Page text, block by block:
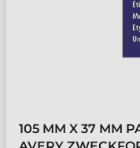
105 MM X 37 MM